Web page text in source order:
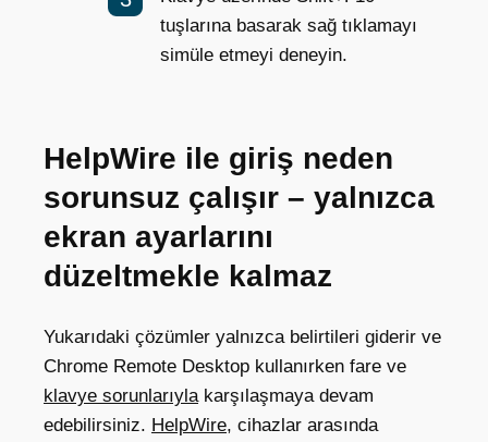
tuşlarına basarak sağ tıklamayı
simüle etmeyi deneyin.
HelpWire ile giriş neden
sorunsuz çalışır – yalnızca
ekran ayarlarını
düzeltmekle kalmaz
Yukarıdaki çözümler yalnızca belirtileri giderir ve
Chrome Remote Desktop kullanırken fare ve
klavye sorunlarıylakarşılaşmaya devam
edebilirsiniz. HelpWire, cihazlar arasında